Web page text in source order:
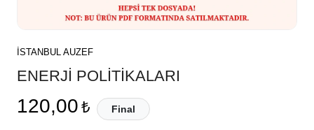
İSTANBUL AUZEF
ENERJİ POLİTİKALARI
120,00 ₺ Final